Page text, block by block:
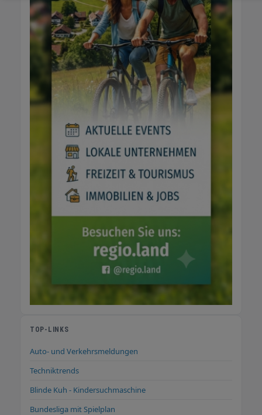
TOP-LINKS
Auto- und Verkehrsmeldungen
Techniktrends
Blinde Kuh - Kindersuchmaschine
Bundesliga mit Spielplan